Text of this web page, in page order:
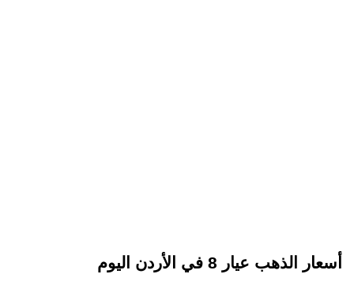
أسعار الذهب عيار 8 في الأردن اليوم